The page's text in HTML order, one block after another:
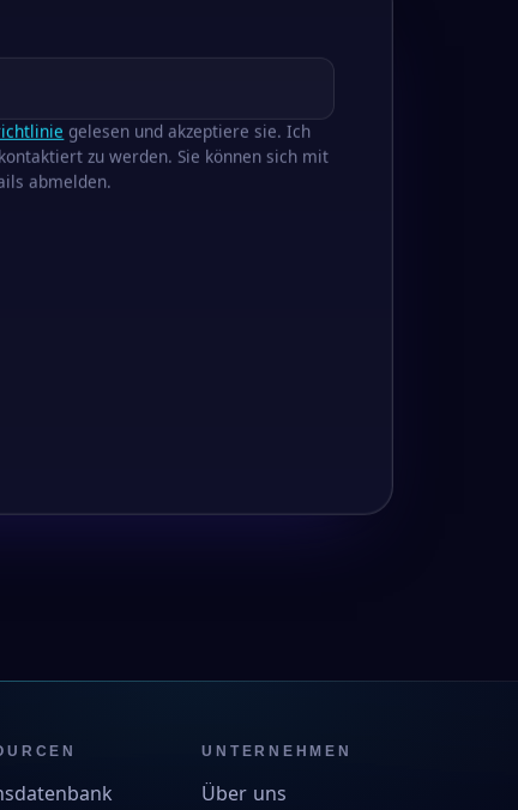
gelesen und akzeptiere sie. Ich
zu werden. Sie können sich mit
abmelden.
UNTERNEHMEN
Über uns